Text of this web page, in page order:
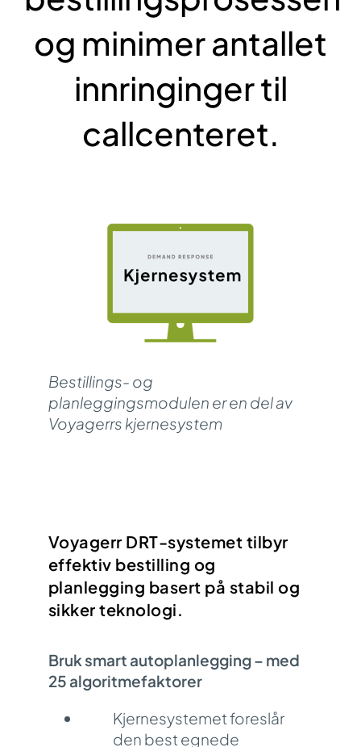
og minimer antallet
innringinger til
callcenteret.
Bestillings- og
planleggingsmodulen er en del av
Voyagerrs kjernesystem
Voyagerr DRT-systemet tilbyr
effektiv bestilling og
planlegging basert på stabil og
sikker teknologi.
Bruk smart autoplanlegging – med
25 algoritmefaktorer
Kjernesystemet foreslår
den best egnede